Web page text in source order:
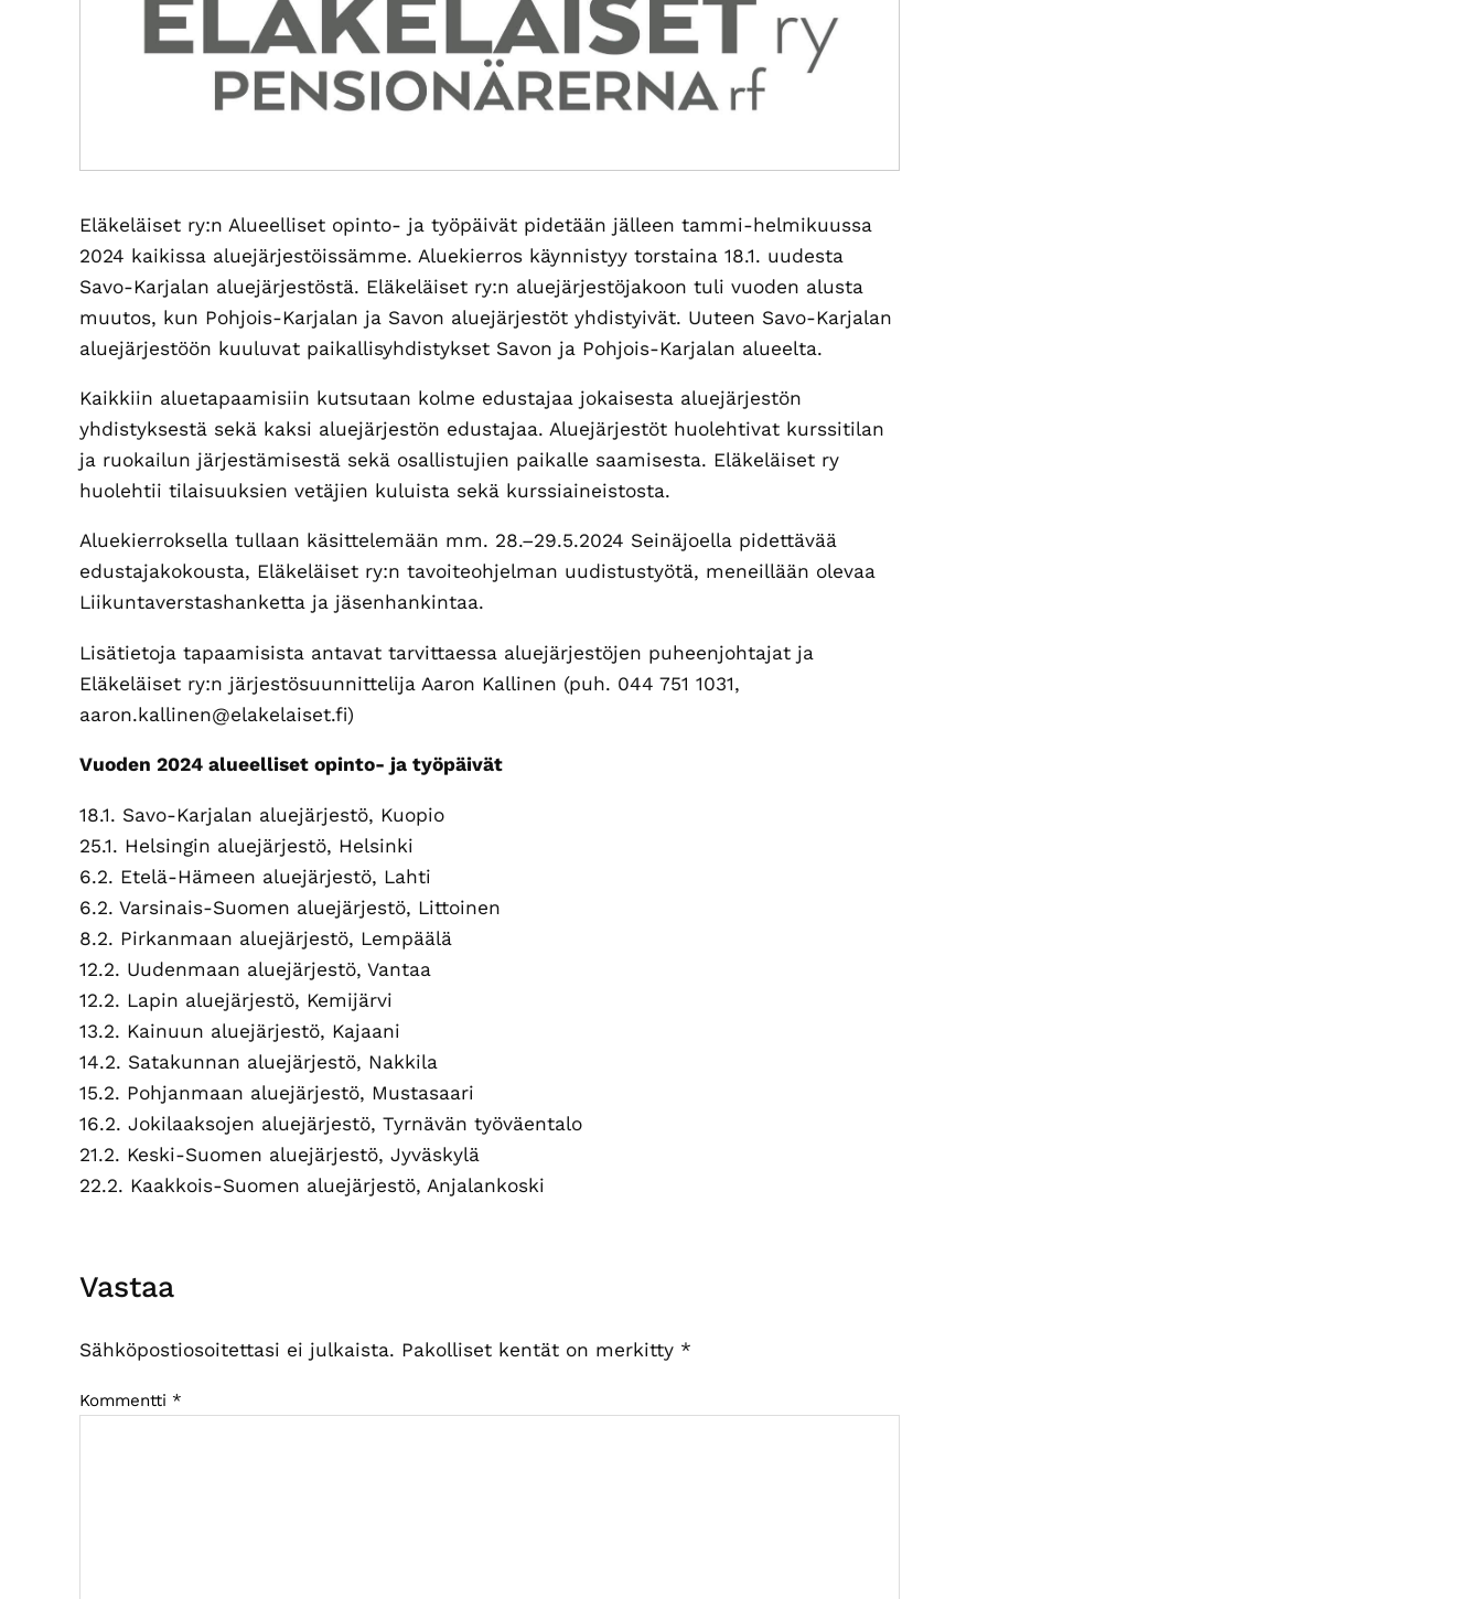
Eläkeläiset ry:n Alueelliset opinto- ja työpäivät pidetään jälleen tammi-helmikuussa
2024 kaikissa aluejärjestöissämme. Aluekierros käynnistyy torstaina 18.1. uudesta
Savo-Karjalan aluejärjestöstä. Eläkeläiset ry:n aluejärjestöjakoon tuli vuoden alusta
muutos, kun Pohjois-Karjalan ja Savon aluejärjestöt yhdistyivät. Uuteen Savo-Karjalan
aluejärjestöön kuuluvat paikallisyhdistykset Savon ja Pohjois-Karjalan alueelta.
Kaikkiin aluetapaamisiin kutsutaan kolme edustajaa jokaisesta aluejärjestön
yhdistyksestä sekä kaksi aluejärjestön edustajaa. Aluejärjestöt huolehtivat kurssitilan
ja ruokailun järjestämisestä sekä osallistujien paikalle saamisesta. Eläkeläiset ry
huolehtii tilaisuuksien vetäjien kuluista sekä kurssiaineistosta.
Aluekierroksella tullaan käsittelemään mm. 28.–29.5.2024 Seinäjoella pidettävää
edustajakokousta, Eläkeläiset ry:n tavoiteohjelman uudistustyötä, meneillään olevaa
Liikuntaverstashanketta ja jäsenhankintaa.
Lisätietoja tapaamisista antavat tarvittaessa aluejärjestöjen puheenjohtajat ja
Eläkeläiset ry:n järjestösuunnittelija Aaron Kallinen (puh. 044 751 1031,
aaron.kallinen@elakelaiset.fi)
Vuoden 2024 alueelliset opinto- ja työpäivät
18.1. Savo-Karjalan aluejärjestö, Kuopio
25.1. Helsingin aluejärjestö, Helsinki
6.2. Etelä-Hämeen aluejärjestö, Lahti
6.2. Varsinais-Suomen aluejärjestö, Littoinen
8.2. Pirkanmaan aluejärjestö, Lempäälä
12.2. Uudenmaan aluejärjestö, Vantaa
12.2. Lapin aluejärjestö, Kemijärvi
13.2. Kainuun aluejärjestö, Kajaani
14.2. Satakunnan aluejärjestö, Nakkila
15.2. Pohjanmaan aluejärjestö, Mustasaari
16.2. Jokilaaksojen aluejärjestö, Tyrnävän työväentalo
21.2. Keski-Suomen aluejärjestö, Jyväskylä
22.2. Kaakkois-Suomen aluejärjestö, Anjalankoski
Lukijan
Vastaa
Sähköpostiosoitettasi ei julkaista. Pakolliset kentät on merkitty *
Kommentti *